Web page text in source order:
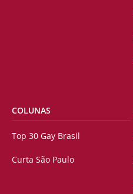
COLUNAS
Top 30 Gay Brasil
Curta São Paulo